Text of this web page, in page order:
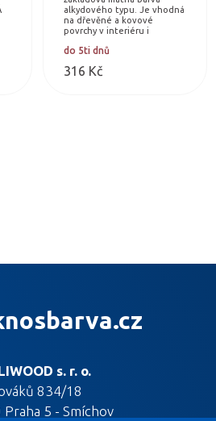
alkydového typu. Je vhodná
na dřevěné a kovové
povrchy v interiéru i
hraček. Barvu lze tónovat
do 5ti dnů
316 Kč
s. r. o.
834/18
Praha 5 - Smíchov